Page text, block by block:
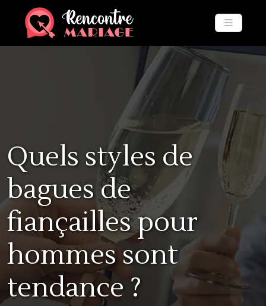
Quels styles de
bagues de
fiançailles pour
hommes sont
tendance ?